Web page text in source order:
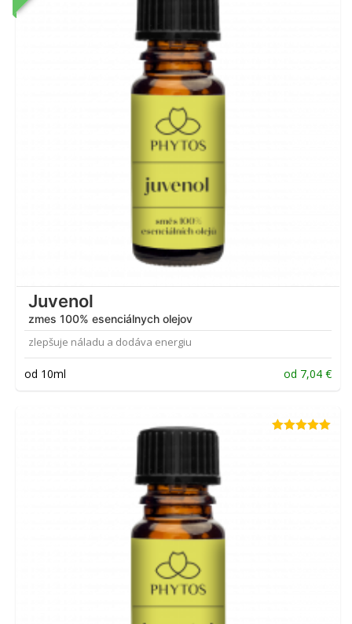
Juvenol
zmes 100% esenciálnych olejov
zlepšuje náladu a dodáva energiu
od 10ml od 7,04 €